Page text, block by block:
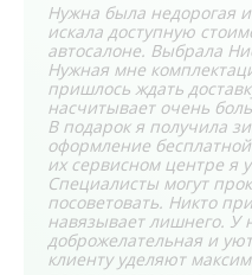
Нужна была недорогая
искала доступную
автосалоне. Выбрала
Нужная мне
пришлось ждать
насчитывает очень
В подарок я получила
оформление
их сервисном центре я
Специалисты могут
посоветовать. Никто
навязывает лишнего. У
доброжелательная и
клиенту уделяют